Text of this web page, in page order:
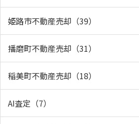
姫路市不動産売却（39）
播磨町不動産売却（31）
稲美町不動産売却（18）
AI査定（7）